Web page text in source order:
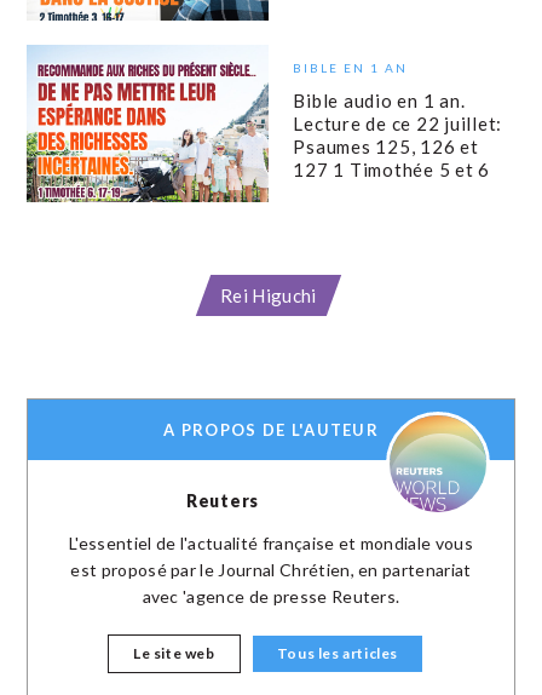
BIBLE EN 1 AN
Bible audio en 1 an.
Lecture de ce 22 juillet:
Psaumes 125, 126 et
127 1 Timothée 5 et 6
Rei Higuchi
A PROPOS DE L'AUTEUR
Reuters
L'essentiel de l'actualité française et mondiale vous
est proposé par le Journal Chrétien, en partenariat
avec 'agence de presse Reuters.
Le site web Tous les articles